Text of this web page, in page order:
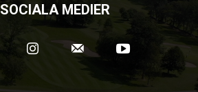
SOCIALA MEDIER